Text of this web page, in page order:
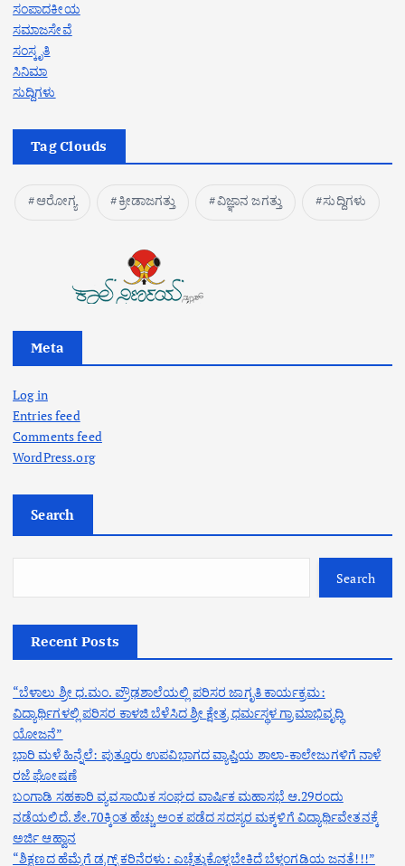
ಸಂಪಾದಕೀಯ
ಸಮಾಜಸೇವೆ
ಸಂಸ್ಕೃತಿ
ಸಿನಿಮಾ
ಸುದ್ದಿಗಳು
Tag Clouds
ಆರೋಗ್ಯ ಕ್ರೀಡಾಜಗತ್ತು ವಿಜ್ಞಾನ ಜಗತ್ತು ಸುದ್ದಿಗಳು
Meta
Log in
Entries feed
Comments feed
WordPress.org
Search
Search
Recent Posts
“ಬೆಳಾಲು ಶ್ರೀ ಧ.ಮಂ. ಪ್ರೌಢಶಾಲೆಯಲ್ಲಿ ಪರಿಸರ ಜಾಗೃತಿ ಕಾರ್ಯಕ್ರಮ:
ವಿದ್ಯಾರ್ಥಿಗಳಲ್ಲಿ ಪರಿಸರ ಕಾಳಜಿ ಬೆಳೆಸಿದ ಶ್ರೀ ಕ್ಷೇತ್ರ ಧರ್ಮಸ್ಥಳ ಗ್ರಾಮಾಭಿವೃದ್ಧಿ
ಯೋಜನೆ”
ಭಾರಿ ಮಳೆ ಹಿನ್ನೆಲೆ: ಪುತ್ತೂರು ಉಪವಿಭಾಗದ ವ್ಯಾಪ್ತಿಯ ಶಾಲಾ-ಕಾಲೇಜುಗಳಿಗೆ ನಾಳೆ
ರಜೆ ಘೋಷಣೆ
ಬಂಗಾಡಿ ಸಹಕಾರಿ ವ್ಯವಸಾಯಿಕ ಸಂಘದ ವಾರ್ಷಿಕ ಮಹಾಸಭೆ ಆ.29ರಂದು
ನಡೆಯಲಿದೆ. ಶೇ.70ಕ್ಕಿಂತ ಹೆಚ್ಚು ಅಂಕ ಪಡೆದ ಸದಸ್ಯರ ಮಕ್ಕಳಿಗೆ ವಿದ್ಯಾರ್ಥಿವೇತನಕ್ಕೆ
ಅರ್ಜಿ ಆಹ್ವಾನ
“ಶಿಕ್ಷಣದ ಹೆಮ್ಮೆಗೆ ಡ್ರಗ್ಸ್ ಕರಿನೆರಳು: ಎಚ್ಚೆತ್ತುಕೊಳ್ಳಬೇಕಿದೆ ಬೆಳ್ತಂಗಡಿಯ ಜನತೆ!!!”